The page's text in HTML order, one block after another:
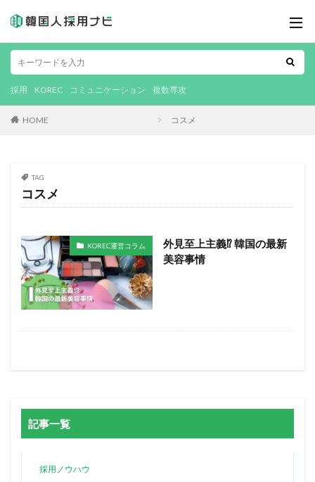
採用 KOREC コミュニケーション 複数専攻
HOME コスメ
TAG
コスメ
KOREC運営コラム
外見至上主義⁉ 韓国の最新
美容事情
記事一覧
採用ノウハウ